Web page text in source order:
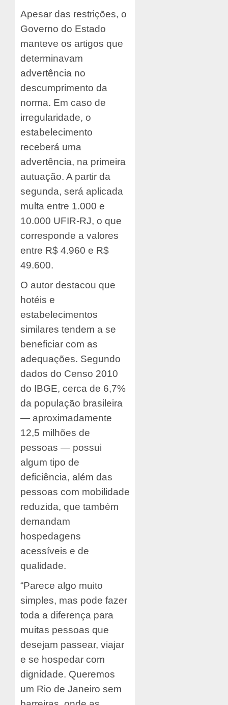
Apesar das restrições, o
Governo do Estado
manteve os artigos que
determinavam
advertência no
descumprimento da
norma. Em caso de
irregularidade, o
estabelecimento
receberá uma
advertência, na primeira
autuação. A partir da
segunda, será aplicada
multa entre 1.000 e
10.000 UFIR-RJ, o que
corresponde a valores
entre R$ 4.960 e R$
49.600.
O autor destacou que
hotéis e
estabelecimentos
similares tendem a se
beneficiar com as
adequações. Segundo
dados do Censo 2010
do IBGE, cerca de 6,7%
da população brasileira
— aproximadamente
12,5 milhões de
pessoas — possui
algum tipo de
deficiência, além das
pessoas com mobilidade
reduzida, que também
demandam
hospedagens
acessíveis e de
qualidade.
“Parece algo muito
simples, mas pode fazer
toda a diferença para
muitas pessoas que
desejam passear, viajar
e se hospedar com
dignidade. Queremos
um Rio de Janeiro sem